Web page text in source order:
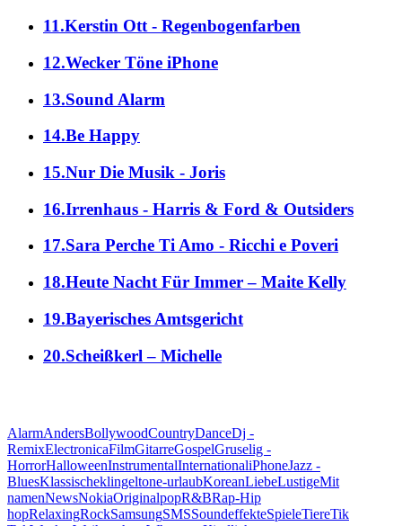
11.Kerstin Ott - Regenbogenfarben
12.Wecker Töne iPhone
13.Sound Alarm
14.Be Happy
15.Nur Die Musik - Joris
16.Irrenhaus - Harris & Ford & Outsiders
17.Sara Perche Ti Amo - Ricchi e Poveri
18.Heute Nacht Für Immer – Maite Kelly
19.Bayerisches Amtsgericht
20.Scheißkerl – Michelle
AlarmAndersBollywoodCountryDanceDj -
RemixElectronicaFilmGitarreGospelGruselig -
HorrorHalloweenInstrumentalInternationaliPhoneJazz -
BluesKlassischeklingeltone-urlaubKoreanLiebeLustigeMit
namenNewsNokiaOriginalpopR&BRap-Hip
hopRelaxingRockSamsungSMSSoundeffekteSpieleTiereTik